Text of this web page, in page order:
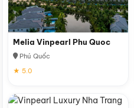
Melia Vinpearl Phu Quoc
Phú Quốc
★ 5.0